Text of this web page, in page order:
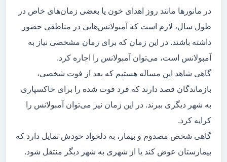
در مانور‌ها مانند روز اهدای خون یا بعضی زمان‌های خاص در
طول سال، لازم است که آمبولانس‌هایی در مناطقی حضور
داشته باشند. در این زمان که برای زمان مشخصی نیاز به
آمبولانس است، می‌توان آمبولانس را اجاره کرد.
گاهی شاهد این مساله هستیم که بعد از فوت شخصی،
بازماندگان قصد دارند که فرد فوت شده را برای خاکسپاری
به شهر دیگری ببرند. در این زمان نیز می‌توان آمبولانس را
کرایه کرد.
گاهی شخص مصدوم و بیمار، به دلخواد خودش تمایل دارد که
بیمارستان عوض کند یا از شهری به شهر دیگر منتقل شود.